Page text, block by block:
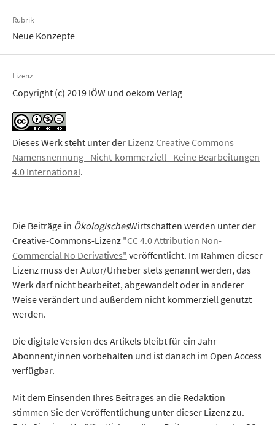
Rubrik
Neue Konzepte
Lizenz
Copyright (c) 2019 IÖW und oekom Verlag
Dieses Werk steht unter der Lizenz Creative Commons
Namensnennung - Nicht-kommerziell - Keine Bearbeitungen
4.0 International.
Die Beiträge in ÖkologischesWirtschaften werden unter der
Creative-Commons-Lizenz "CC 4.0 Attribution Non-
Commercial No Derivatives" veröffentlicht. Im Rahmen dieser
Lizenz muss der Autor/Urheber stets genannt werden, das
Werk darf nicht bearbeitet, abgewandelt oder in anderer
Weise verändert und außerdem nicht kommerziell genutzt
werden.
Die digitale Version des Artikels bleibt für ein Jahr
Abonnent/innen vorbehalten und ist danach im Open Access
verfügbar.
Mit dem Einsenden Ihres Beitrages an die Redaktion
stimmen Sie der Veröffentlichung unter dieser Lizenz zu.